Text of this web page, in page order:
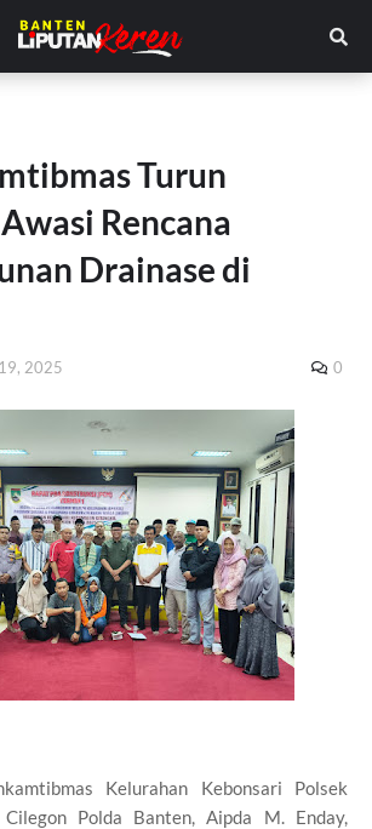
Turun
Rencana
Drainase di
2025 0
Kelurahan Kebonsari Polsek
Polda Banten, Aipda M. Enday,